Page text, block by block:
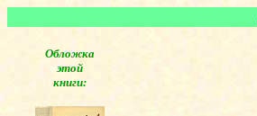
Обложка
этой
книги: